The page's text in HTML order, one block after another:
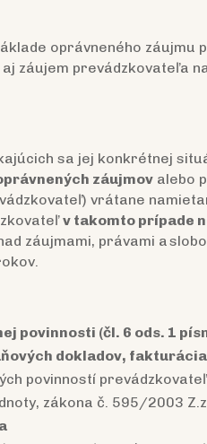
oprávneného
záujem prevádzkovateľa
sa jej konkrétnej
záujmov alebo
vrátane
v takomto prípade
záujmami, právami a
povinnosti (čl. 6 ods. 1
dokladov,
povinností
zákona č. 595/2003